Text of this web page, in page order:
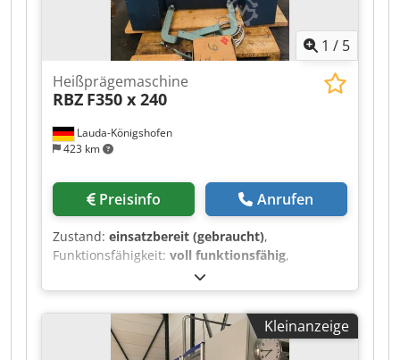
1 / 5
Lauda-Königshofen
423 km
Heißprägemaschine
RBZ F350 x 240
Preisinfo Anrufen
Zustand: einsatzbereit (gebraucht),
Funktionsfähigkeit: voll funktionsfähig,
Heißprägemaschine Halbautomat Codpjzq
Uuujfx Abxeha Mechanische Schiebetisch
Temperaturregler-Zeitregler Prägeplattengröße :
35 x 24 cm Verschiedene Ersatzplatten
Zusätzlich Farbwerk inklusiv (abgebaut)
Kleinanzeige